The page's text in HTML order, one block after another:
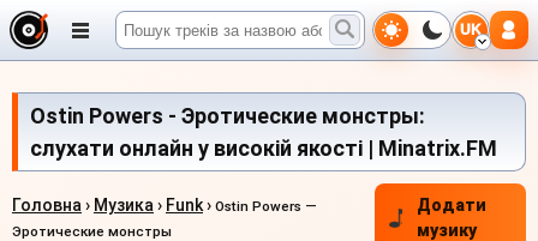
UK
Ostin Powers - Эротические монстры:
слухати онлайн у високій якості | Minatrix.FM
Головна › Музика › Funk› Ostin Powers —
Эротические монстры
Додати
музику